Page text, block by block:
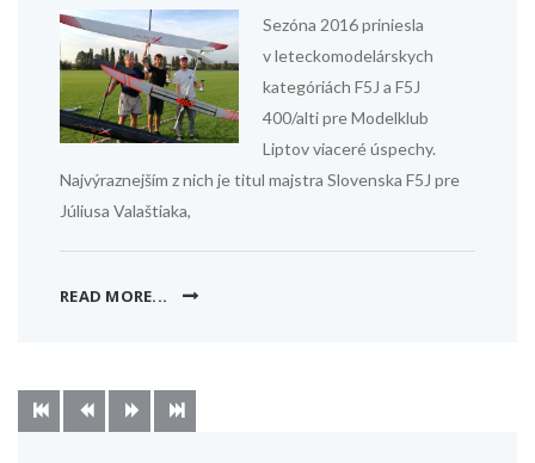
Sezóna 2016 priniesla
v leteckomodelárskych
kategóriách F5J a F5J
400/alti pre Modelklub
Liptov viaceré úspechy.
Najvýraznejším z nich je titul majstra Slovenska F5J pre
Júliusa Valaštiaka,
READ MORE...